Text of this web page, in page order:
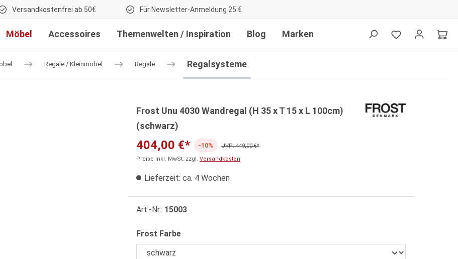
Versandkostenfrei ab 50€ Für Newsletter-Anmeldung 25 €
Möbel Accessoires Themenwelten / Inspiration Blog Marken
Regale / Kleinmöbel Regale Regalsysteme
Frost Unu 4030 Wandregal (H 35 x T 15 x L 100cm)
(schwarz)
404,00 €* -10%
UVP: 449,00 €*
Preise inkl. MwSt. zzgl. Versandkosten
Lieferzeit: ca. 4 Wochen
Art.-Nr.: 15003
Frost Farbeauswählen